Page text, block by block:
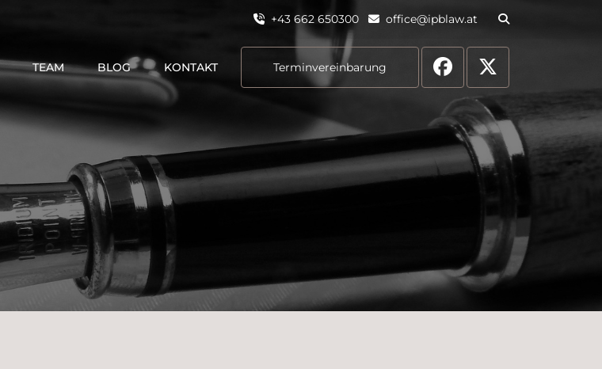
+43 662 650300 office@ipblaw.at
TEAM BLOG KONTAKT Terminvereinbarung